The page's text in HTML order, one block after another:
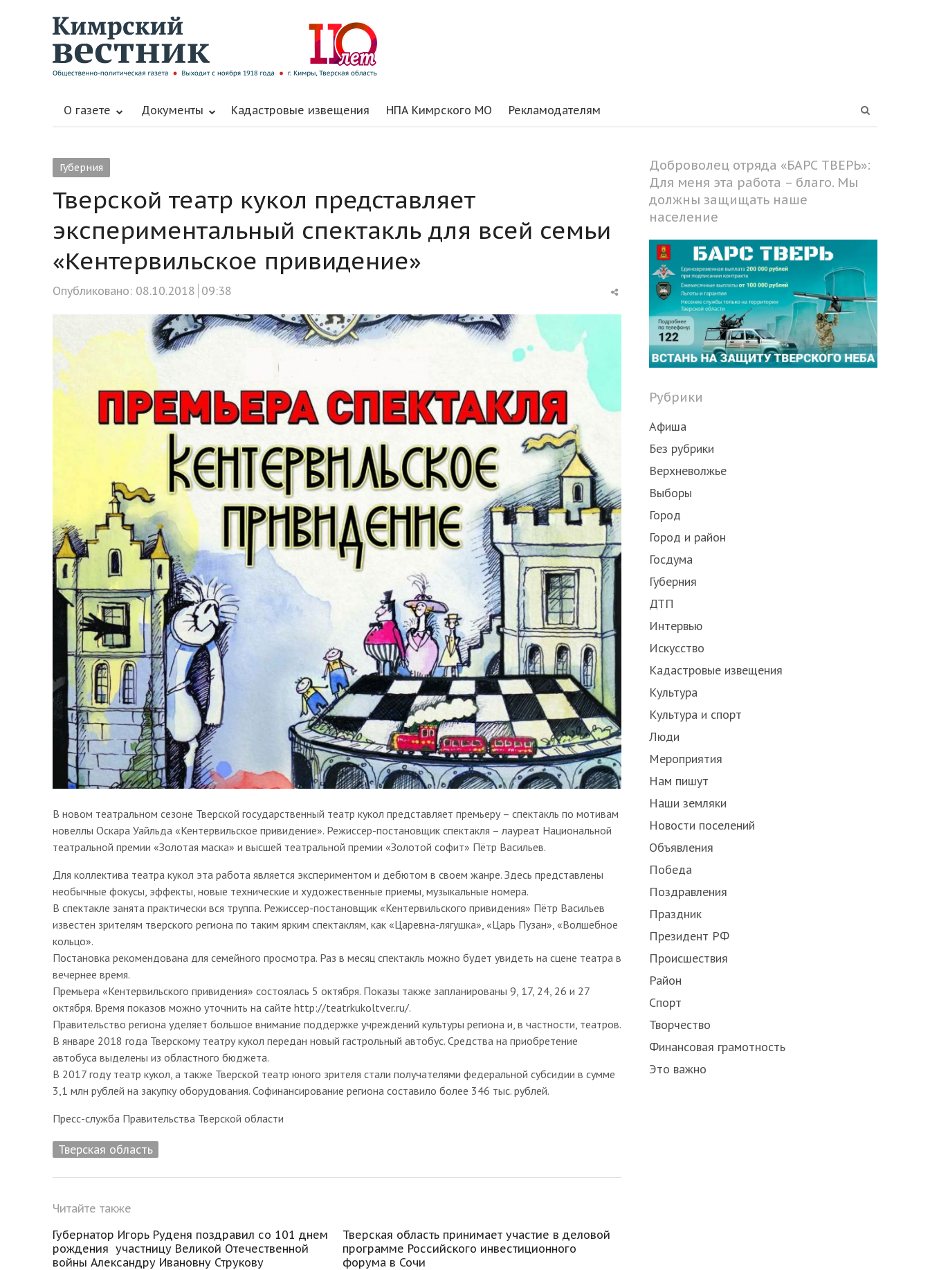
О газете Документы Кадастровые извещения НПА Кимрского МО Рекламодателям
Губерния
Тверской театр кукол представляет
экспериментальный спектакль для всей семьи
«Кентервильское привидение»
Опубликовано: 08.10.2018 09:38
Share
post
В новом театральном сезоне Тверской государственный театр кукол представляет премьеру – спектакль по мотивам
новеллы Оскара Уайльда «Кентервильское привидение». Режиссер-постановщик спектакля – лауреат Национальной
театральной премии «Золотая маска» и высшей театральной премии «Золотой софит» Пётр Васильев.
Для коллектива театра кукол эта работа является экспериментом и дебютом в своем жанре. Здесь представлены
необычные фокусы, эффекты, новые технические и художественные приемы, музыкальные номера.
В спектакле занята практически вся труппа. Режиссер-постановщик «Кентервильского привидения» Пётр Васильев
известен зрителям тверского региона по таким ярким спектаклям, как «Царевна-лягушка», «Царь Пузан», «Волшебное
кольцо».
Постановка рекомендована для семейного просмотра. Раз в месяц спектакль можно будет увидеть на сцене театра в
вечернее время.
Премьера «Кентервильского привидения» состоялась 5 октября. Показы также запланированы 9, 17, 24, 26 и 27
октября. Время показов можно уточнить на сайте http://teatrkukoltver.ru/.
Правительство региона уделяет большое внимание поддержке учреждений культуры региона и, в частности, театров.
В январе 2018 года Тверскому театру кукол передан новый гастрольный автобус. Средства на приобретение
автобуса выделены из областного бюджета.
В 2017 году театр кукол, а также Тверской театр юного зрителя стали получателями федеральной субсидии в сумме
3,1 млн рублей на закупку оборудования. Софинансирование региона составило более 346 тыс. рублей.
Пресс-служба Правительства Тверской области
Тверская область
Читайте также
Губернатор Игорь Руденя поздравил со 101 днем
рождения участницу Великой Отечественной
войны Александру Ивановну Струкову
Тверская область принимает участие в деловой
программе Российского инвестиционного
форума в Сочи
Доброволец отряда «БАРС ТВЕРЬ»:
Для меня эта работа – благо. Мы
должны защищать наше
население
Рубрики
Афиша
Без рубрики
Верхневолжье
Выборы
Город
Город и район
Госдума
Губерния
ДТП
Интервью
Искусство
Кадастровые извещения
Культура
Культура и спорт
Люди
Мероприятия
Нам пишут
Наши земляки
Новости поселений
Объявления
Победа
Поздравления
Праздник
Президент РФ
Происшествия
Район
Спорт
Творчество
Финансовая грамотность
Это важно